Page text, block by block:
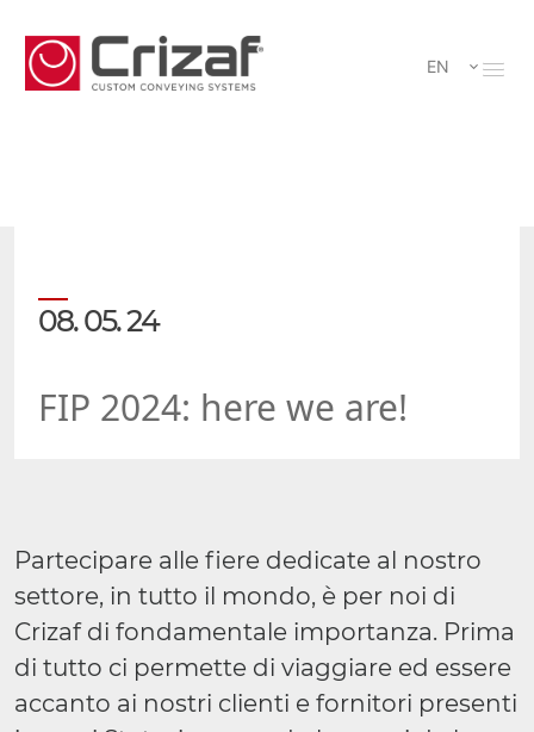
EN
08. 05. 24
FIP 2024: here we are!
Partecipare alle fiere dedicate al nostro
settore, in tutto il mondo, è per noi di
Crizaf di fondamentale importanza. Prima
di tutto ci permette di viaggiare ed essere
accanto ai nostri clienti e fornitori presenti